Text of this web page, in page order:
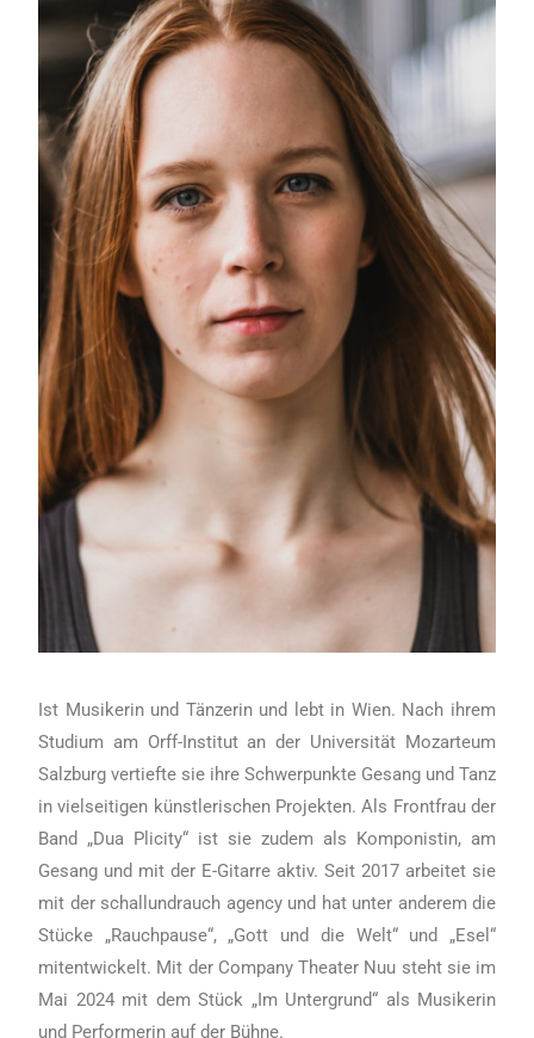
Ist Musikerin und Tänzerin und lebt in Wien. Nach ihrem
Studium am Orff-Institut an der Universität Mozarteum
Salzburg vertiefte sie ihre Schwerpunkte Gesang und Tanz
in vielseitigen künstlerischen Projekten. Als Frontfrau der
Band „Dua Plicity“ ist sie zudem als Komponistin, am
Gesang und mit der E-Gitarre aktiv. Seit 2017 arbeitet sie
mit der schallundrauch agency und hat unter anderem die
Stücke „Rauchpause“, „Gott und die Welt“ und „Esel“
mitentwickelt. Mit der Company Theater Nuu steht sie im
Mai 2024 mit dem Stück „Im Untergrund“ als Musikerin
und Performerin auf der Bühne.